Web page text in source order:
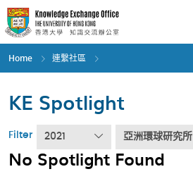
Skip
to
main
content
Home 連繫社區
KE Spotlight
Filter 2021 亞洲環球研究所
No Spotlight Found